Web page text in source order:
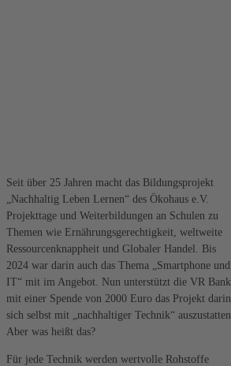
Seit über 25 Jahren macht das Bildungsprojekt
„Nachhaltig Leben Lernen“ des Ökohaus e.V.
Projekttage und Weiterbildungen an Schulen zu
Themen wie Ernährungsgerechtigkeit, weltweite
Ressourcenknappheit und Globaler Handel. Bis
2024 war darin auch das Thema „Smartphone und
IT“ mit im Angebot. Nun unterstützt die VR Bank
mit einer Spende von 2000 Euro das Projekt darin,
sich selbst mit „nachhaltiger Technik“ auszustatten.
Aber was heißt das?
Für jede Technik werden wertvolle Rohstoffe